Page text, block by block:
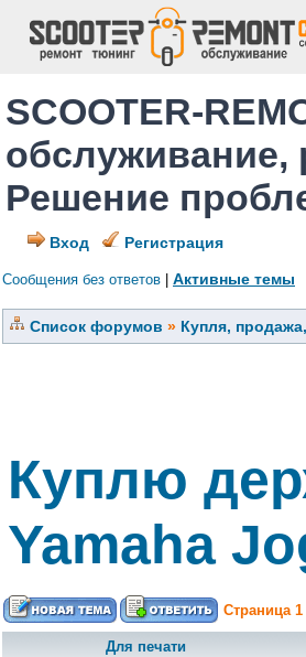
SCOOTER-
обслуживание,
Решение
Вход Регистрация
Сообщения без ответов Активные темы
Список форумов » Купля,
Куплю
Yamaha
Страница 1
Для печати